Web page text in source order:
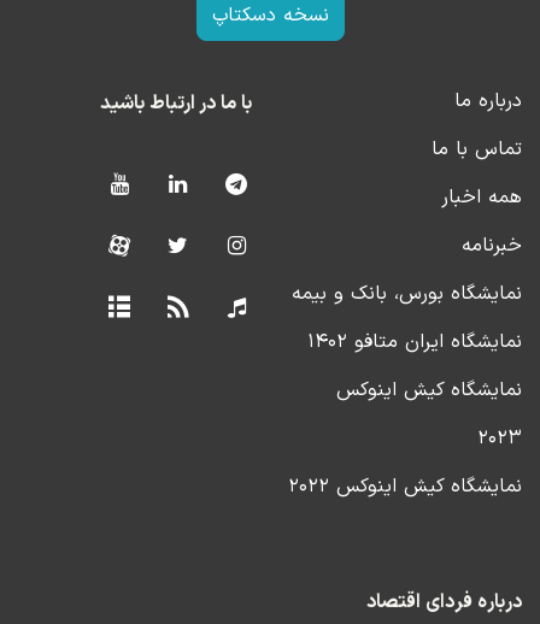
نسخه دسکتاپ
درباره ما
تماس با ما
همه اخبار
خبرنامه
نمایشگاه بورس، بانک و بیمه
نمایشگاه ایران متافو ۱۴۰۲
نمایشگاه کیش اینوکس
۲۰۲۳
نمایشگاه کیش اینوکس ۲۰۲۲
با ما در ارتباط باشید
درباره فردای اقتصاد